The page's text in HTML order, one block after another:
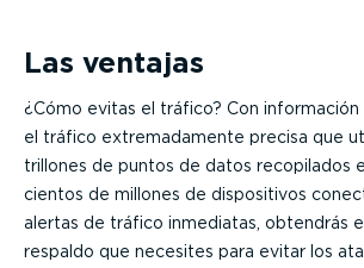
Las ventajas
¿Cómo evitas el tráfico? Con información
el tráfico extremadamente precisa que
trillones de puntos de datos recopilados
cientos de millones de dispositivos
alertas de tráfico inmediatas, obtendrás el
respaldo que necesites para evitar los